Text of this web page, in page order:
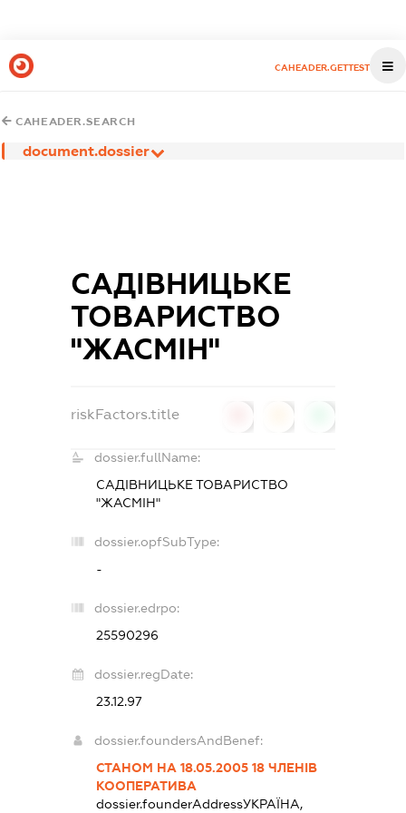
CAHEADER.GETTEST
CAHEADER.SEARCH
document.dossier
САДІВНИЦЬКЕ
ТОВАРИСТВО
"ЖАСМІН"
riskFactors.title
dossier.fullName:
САДІВНИЦЬКЕ ТОВАРИСТВО
"ЖАСМІН"
dossier.opfSubType:
-
dossier.edrpo:
25590296
dossier.regDate:
23.12.97
dossier.foundersAndBenef:
СТАНОМ НА 18.05.2005 18 ЧЛЕНІВ
КООПЕРАТИВА
dossier.founderAddressУКРАЇНА,